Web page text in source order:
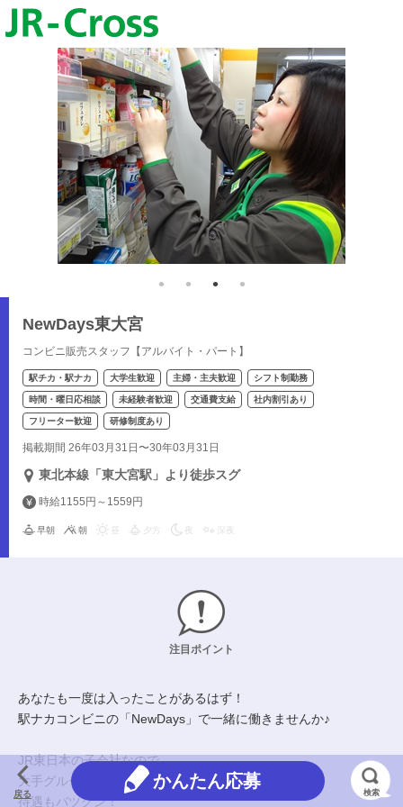
NewDays東大宮
コンビニ販売スタッフ【アルバイト・パート】
駅チカ・駅ナカ 大学生歓迎 主婦・主夫歓迎 シフト制勤務
時間・曜日応相談 未経験者歓迎 交通費支給 社内割引あり
フリーター歓迎 研修制度あり
掲載期間 26年03月31日〜30年03月31日
東北本線「東大宮駅」より徒歩スグ
時給1155円～1559円
早朝 朝 夕方 夜 深夜
注目ポイント
あなたも一度は入ったことがあるはず！
駅ナカコンビニの「NewDays」で一緒に働きませんか♪
JR東日本の子会社なので、
大手グループならではの安心感もあり★
待遇もバツグン！
戻る
かんたん応募
検索